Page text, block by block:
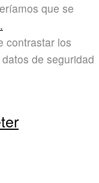
que se
contrastar los
de seguridad